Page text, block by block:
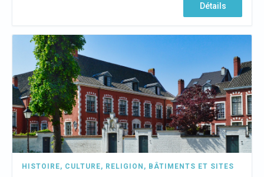
Détails
HISTOIRE, CULTURE, RELIGION , BÂTIMENTS ET SITES